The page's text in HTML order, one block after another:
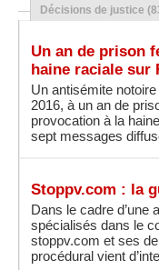
Décisions de justice
Un an de prison
haine raciale sur
Un antisémite
2016, à un an de
provocation à la
sept messages
Stoppv.com : la
Dans le cadre d’une
spécialisés dans le
stoppv.com et ses
procédural vient